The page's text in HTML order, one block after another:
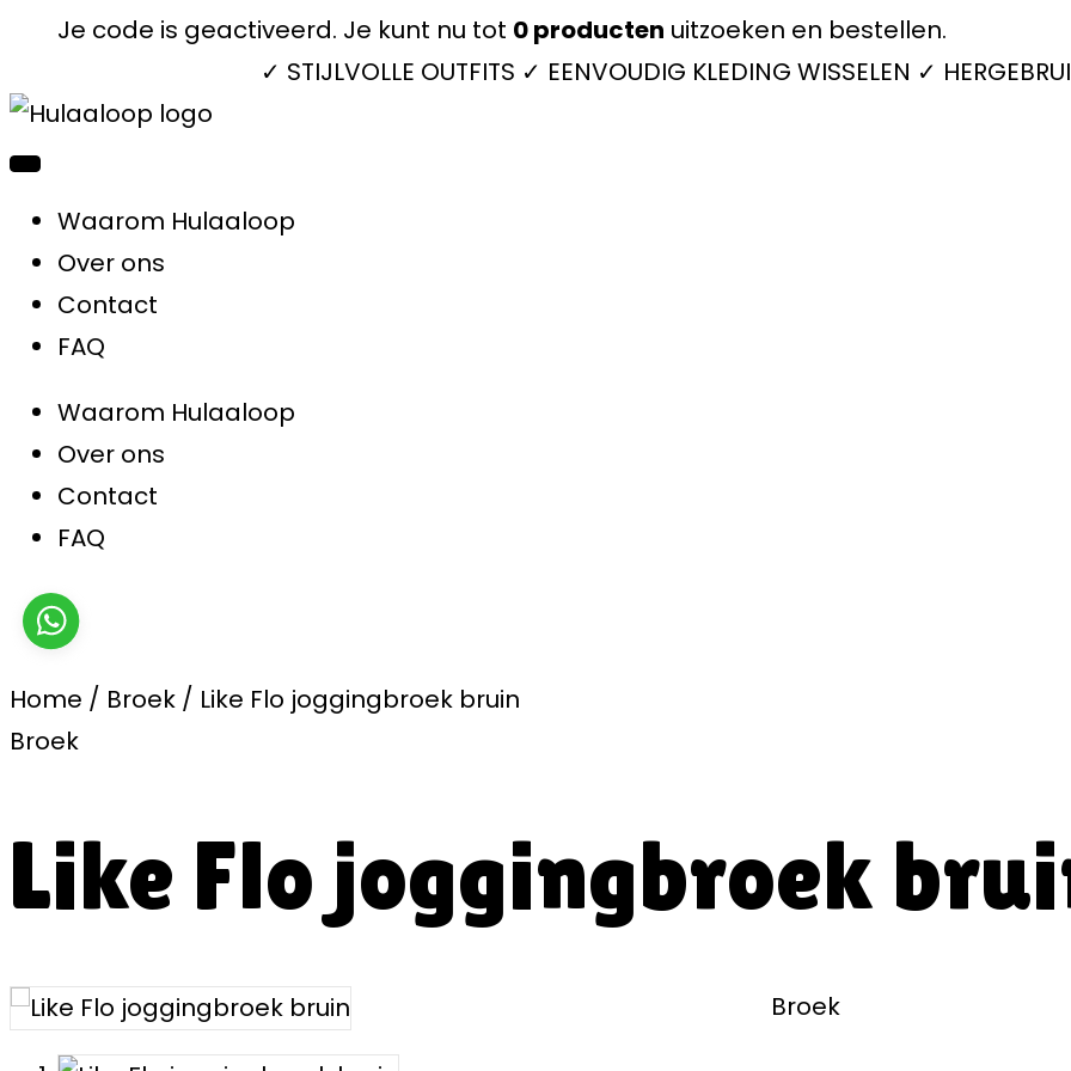
Je code is geactiveerd. Je kunt nu tot 0producten uitzoeken en bestellen.
✓ STIJLVOLLE OUTFITS ✓ EENVOUDIG KLEDING WISSELEN ✓
Waarom Hulaaloop
Over ons
Contact
FAQ
Waarom Hulaaloop
Over ons
Contact
FAQ
Home / Broek / Like Flo joggingbroek bruin
Broek
Like Flo joggingbroek
Broek